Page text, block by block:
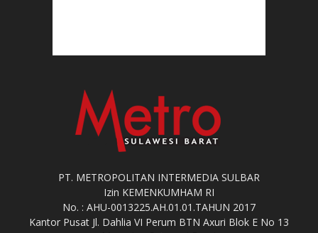
PT. METROPOLITAN INTERMEDIA SULBAR
Izin KEMENKUMHAM RI
No. : AHU-0013225.AH.01.01.TAHUN 2017
Kantor Pusat Jl. Dahlia VI Perum BTN Axuri Blok E No 13